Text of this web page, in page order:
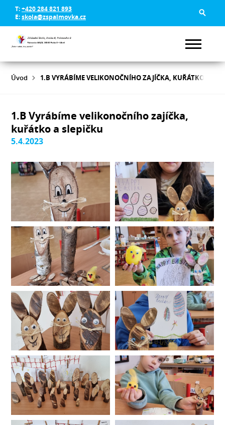
T:+420 284 821 893
E:skola@zspalmovka.cz
Úvod 1.B VYRÁBÍME VELIKONOČNÍHO ZAJÍČKA, KUŘÁTKO A
1.B Vyrábíme velikonočního zajíčka,
kuřátko a slepičku
5.4.2023